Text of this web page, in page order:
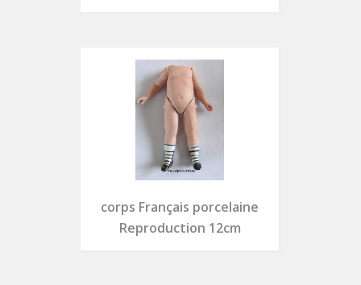
corps Français porcelaine
Reproduction 12cm